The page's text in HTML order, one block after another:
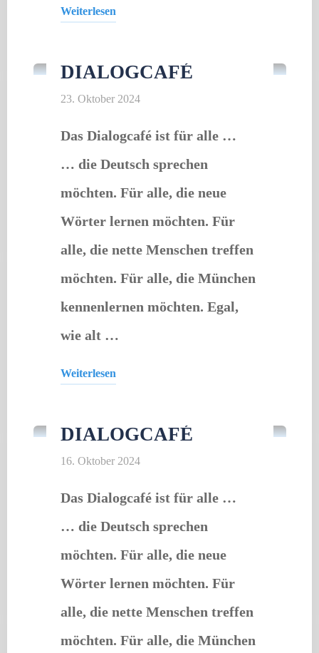
Weiterlesen
DIALOGCAFÉ
23. Oktober 2024
Das Dialogcafé ist für alle …
… die Deutsch sprechen
möchten. Für alle, die neue
Wörter lernen möchten. Für
alle, die nette Menschen treffen
möchten. Für alle, die München
kennenlernen möchten. Egal,
wie alt …
Weiterlesen
DIALOGCAFÉ
16. Oktober 2024
Das Dialogcafé ist für alle …
… die Deutsch sprechen
möchten. Für alle, die neue
Wörter lernen möchten. Für
alle, die nette Menschen treffen
möchten. Für alle, die München